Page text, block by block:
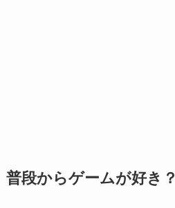
普段からゲームが好き？